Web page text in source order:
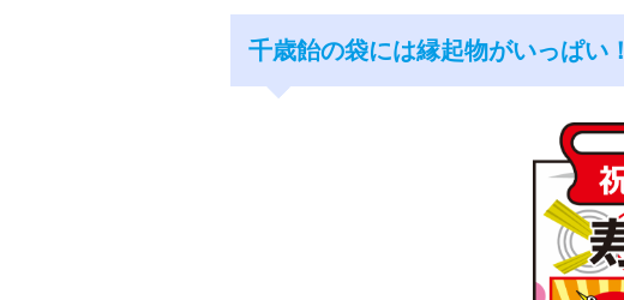
千歳飴の袋には縁起物がいっぱい！